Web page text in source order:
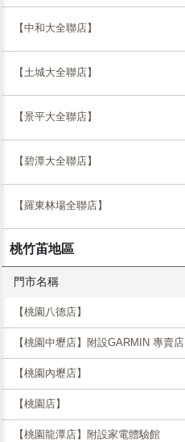
【中和大全聯店】
【土城大全聯店】
【景平大全聯店】
【碧潭大全聯店】
【羅東林場全聯店】
桃竹苖地區
門市名稱
【桃園八德店】
【桃園中壢店】附設GARMIN 專賣店
【桃園內壢店】
【桃園店】
【桃園龍潭店】附設家電體驗館